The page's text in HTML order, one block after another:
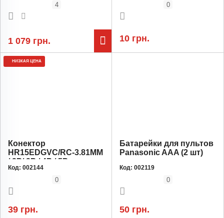
4
1 079 грн.
0
10 грн.
НИЗКАЯ ЦЕНА
Конектор
HR15EDGVC/RC-3.81MM
/ 2P/ 3P / 4P / 5P
Код: 002144
0
39 грн.
Батарейки для пультов
Panasonic AAA (2 шт)
Код: 002119
0
50 грн.